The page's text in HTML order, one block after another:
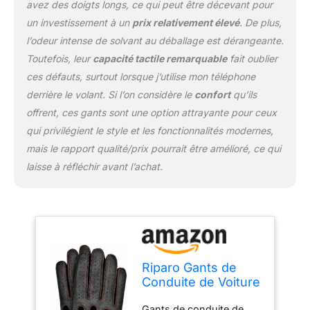
avez des doigts longs, ce qui peut être décevant pour
un investissement à un prix relativement élevé. De plus,
l’odeur intense de solvant au déballage est dérangeante.
Toutefois, leurcapacité tactile remarquablefait oublier
ces défauts, surtout lorsque j’utilise mon téléphone
derrière le volant. Si l’on considère le confortqu’ils
offrent, ces gants sont une option attrayante pour ceux
qui privilégient le style et les fonctionnalités modernes,
mais le rapport qualité/prix pourrait être amélioré, ce qui
laisse à réfléchir avant l’achat.
Riparo Gants de
Conduite de Voiture